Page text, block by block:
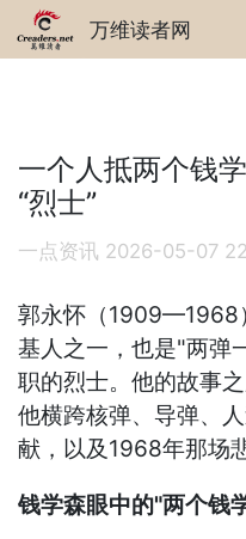
万维读者网
一个人抵两个钱
“烈士”
一点资讯 2026-05-07
郭永怀（1909—1968
基人之一，也是"两弹
职的烈士。他的故事
他横跨核弹、导弹、
献，以及1968年那场
钱学森眼中的"两个钱